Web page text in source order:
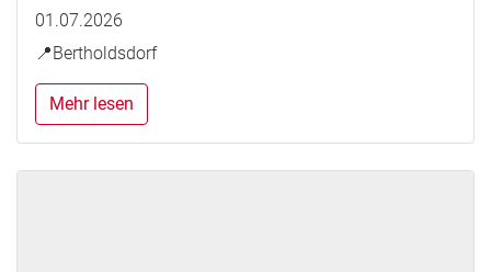
01.07.2026
📍Bertholdsdorf
Mehr lesen